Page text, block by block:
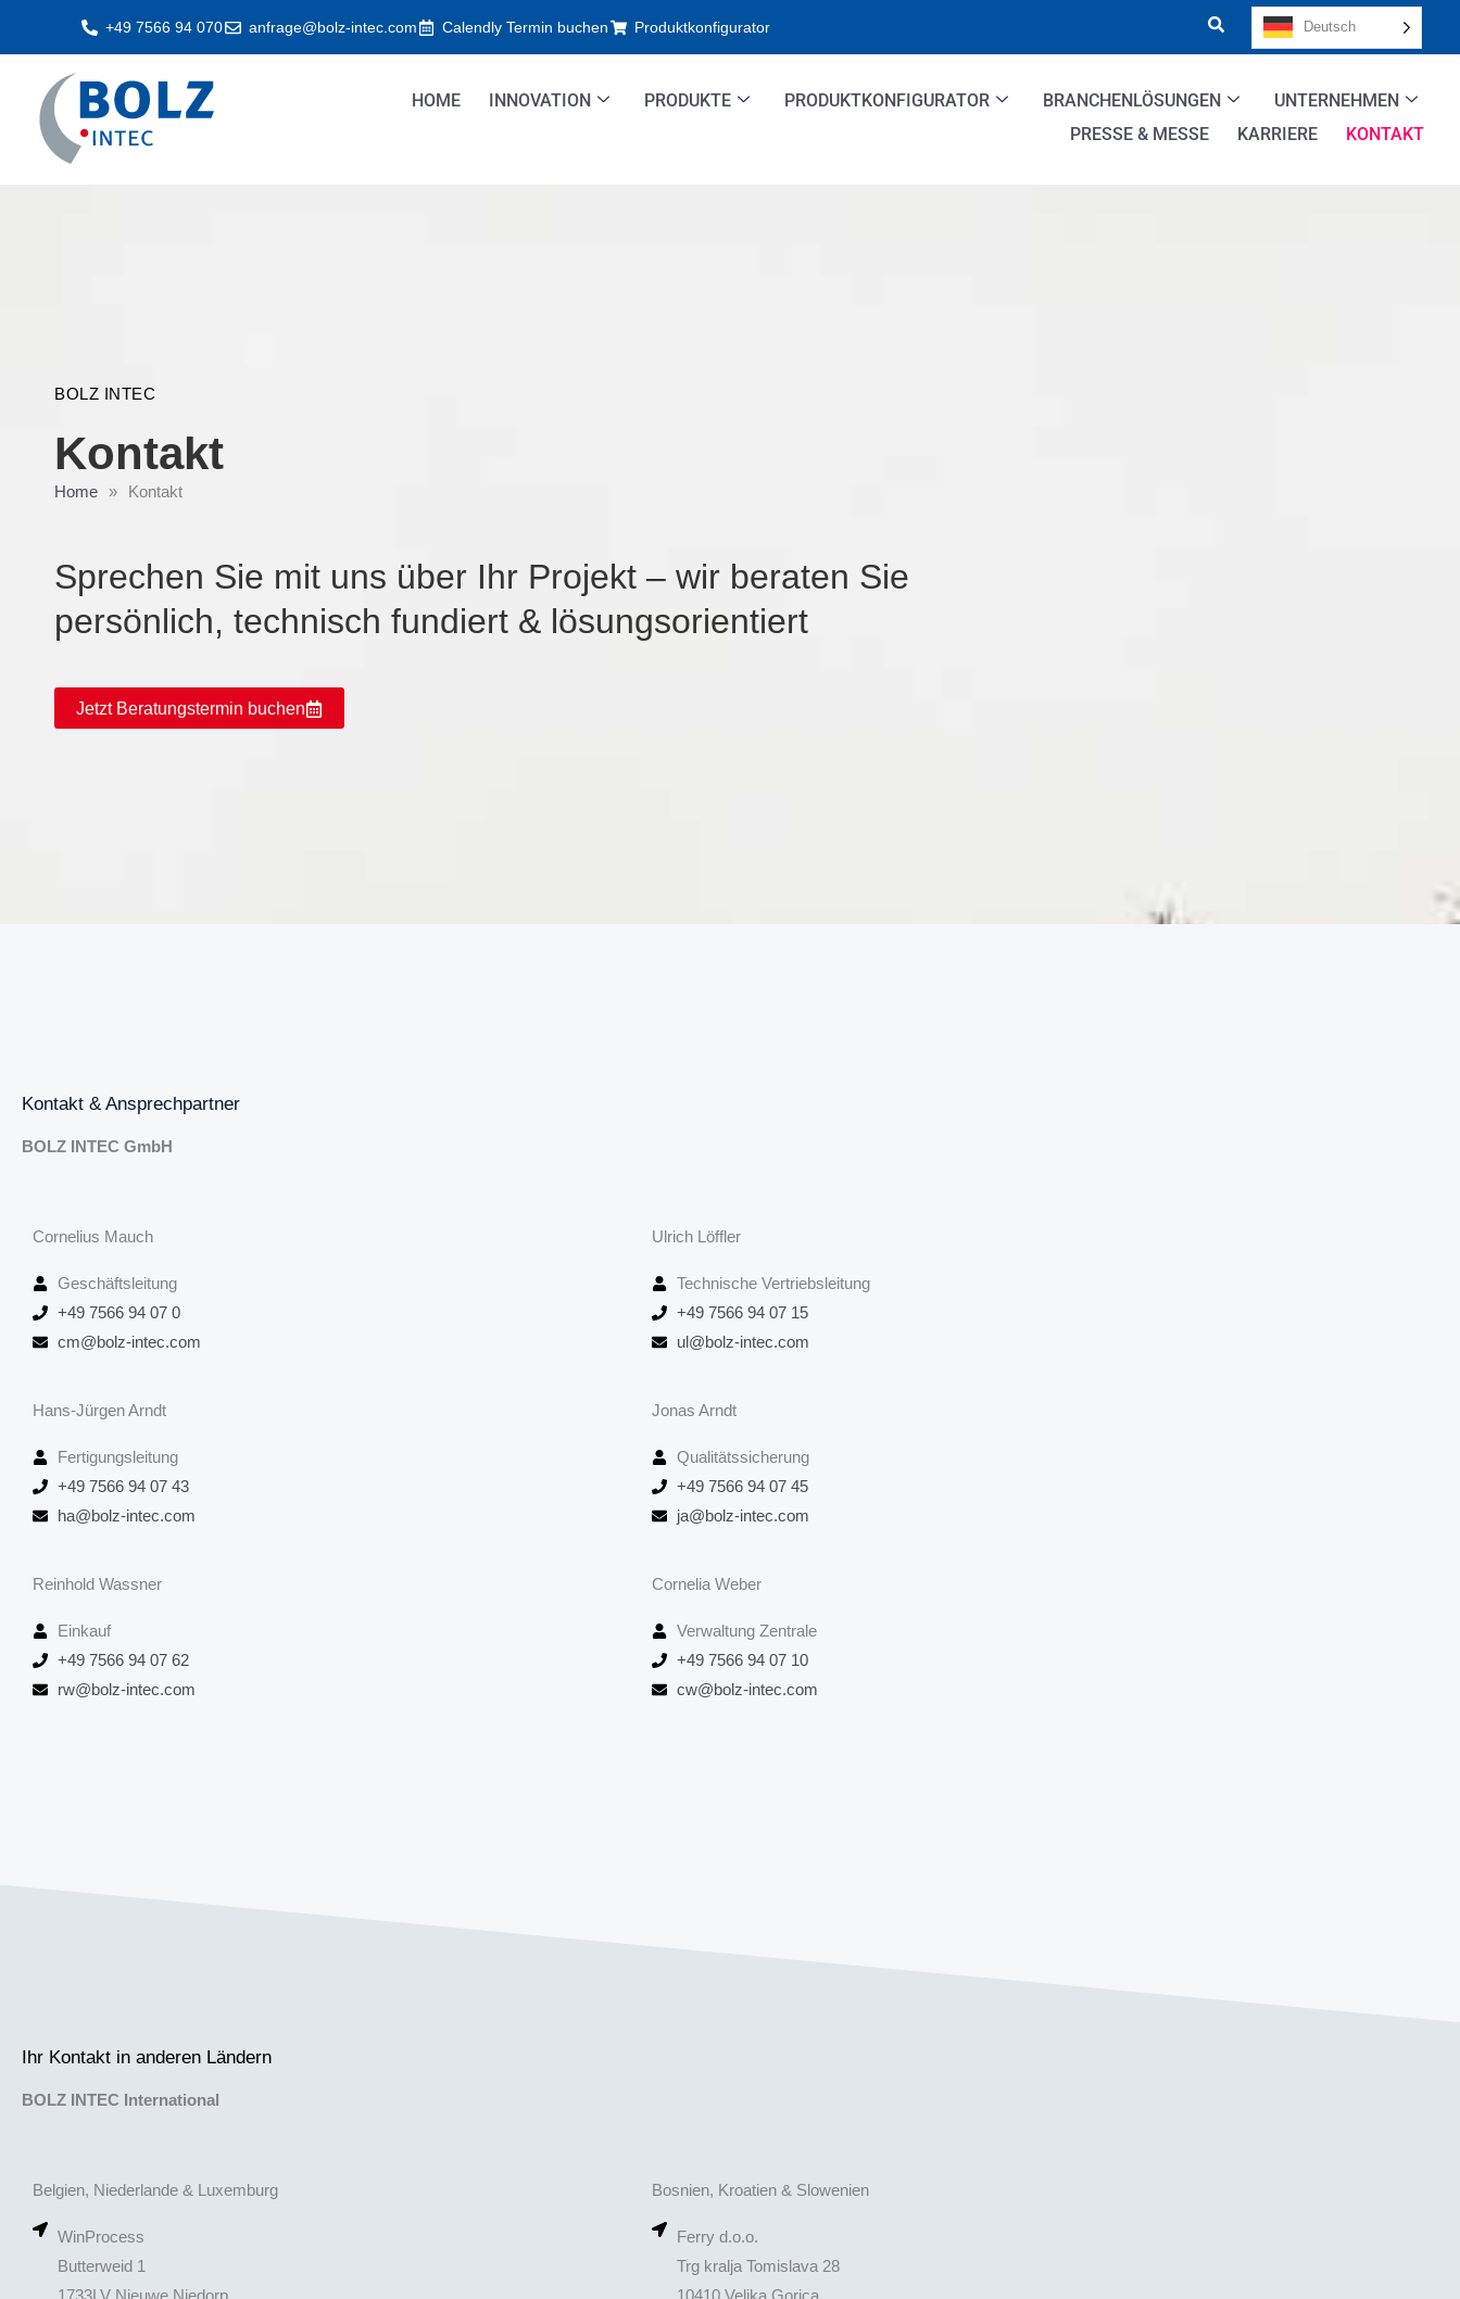
+49 7566 94 070 anfrage@bolz-intec.com Calendly Termin buchen Produktkonfigurator Deutsch
HOME INNOVATION PRODUKTE PRODUKTKONFIGURATOR BRANCHENLÖSUNGEN
UNTERNEHMEN
PRESSE & MESSE
KARRIERE KONTAKT
BOLZ INTEC
Kontakt
Home » Kontakt
Sprechen Sie mit uns über Ihr Projekt – wir beraten Sie
persönlich, technisch fundiert & lösungsorientiert
Jetzt Beratungstermin buchen
Kontakt & Ansprechpartner
BOLZ INTEC GmbH
Cornelius Mauch
Geschäftsleitung
+49 7566 94 07 0
cm@bolz-intec.com
Ulrich Löffler
Technische Vertriebsleitung
+49 7566 94 07 15
ul@bolz-intec.com
Hans-Jürgen Arndt
Fertigungsleitung
+49 7566 94 07 43
ha@bolz-intec.com
Jonas Arndt
Qualitätssicherung
+49 7566 94 07 45
ja@bolz-intec.com
Reinhold Wassner
Einkauf
+49 7566 94 07 62
rw@bolz-intec.com
Cornelia Weber
Verwaltung Zentrale
+49 7566 94 07 10
cw@bolz-intec.com
Ihr Kontakt in anderen Ländern
BOLZ INTEC International
Belgien, Niederlande & Luxemburg
WinProcess
Butterweid 1
Bosnien, Kroatien & Slowenien
Ferry d.o.o.
Trg kralja Tomislava 28